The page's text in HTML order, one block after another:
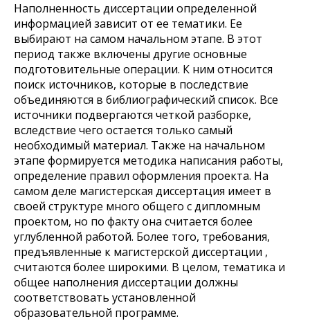
Наполненность диссертации определенной
информацией зависит от ее тематики. Ее
выбирают на самом начальном этапе. В этот
период также включены другие основные
подготовительные операции. К ним относится
поиск источников, которые в последствие
объединяются в библиографический список. Все
источники подвергаются четкой разборке,
вследствие чего остается только самый
необходимый материал. Также на начальном
этапе формируется методика написания работы,
определение правил оформления проекта. На
самом деле магистерская диссертация имеет в
своей структуре много общего с дипломным
проектом, но по факту она считается более
углубленной работой. Более того, требования,
предъявленные к магистерской диссертации ,
считаются более широкими. В целом, тематика и
общее наполнения диссертации должны
соответствовать установленной
образовательной программе.